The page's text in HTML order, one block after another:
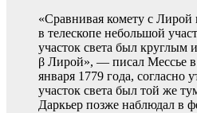
«Сравнивая комету с Лирой
в телескопе небольшой
участок света был круглым
β Лирой», — писал Мессье в
января 1779 года, согласно
участок света был той же
Даркьер позже наблюдал в